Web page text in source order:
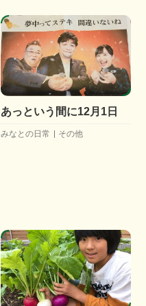
あっという間に12月1日
みなとの日常 その他